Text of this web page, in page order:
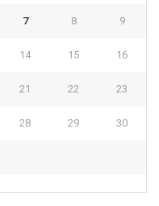
7 8 9
14 15 16
21 22 23
28 29 30